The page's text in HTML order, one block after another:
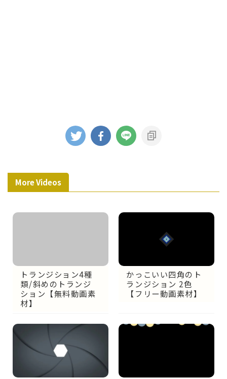
More Videos
トランジション4種
類/斜めのトランジ
ション【無料動画素
材】
かっこいい四角のト
ランジション 2色
【フリー動画素材】